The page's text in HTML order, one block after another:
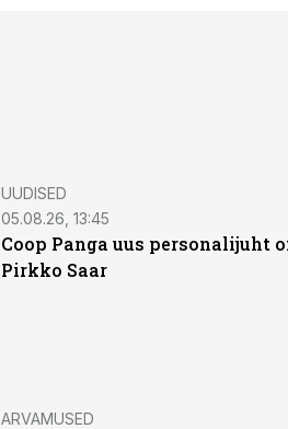
UUDISED
05.08.26, 13:45
Coop Panga uus personalijuht
Pirkko Saar
ARVAMUSED